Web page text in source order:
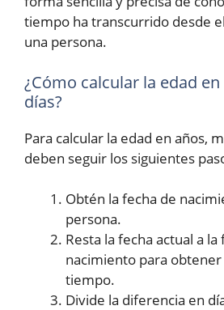
tiempo ha transcurrido desde
una persona.
¿Cómo calcular la edad
días?
Para calcular la edad en años,
deben seguir los siguientes
Obtén la fecha de
persona.
Resta la fecha actual a la
nacimiento para
tiempo.
Divide la diferencia en